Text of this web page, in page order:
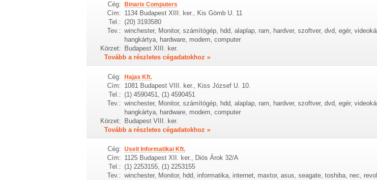
Cég: Binarix Computers
Cím: 1134 Budapest XIII. ker., Kis Gömb U. 11
Tel.: (20) 3193580
Tev.: winchester, Monitor, számítógép, hdd, alaplap, ram, hardver, szoftver, dvd, egér,
hangkártya, hardware, modem, computer
Körzet:
Budapest XIII. ker.
Tovább a részletes cégadatokhoz »
Cég: Hajas Kft.
Cím: 1081 Budapest VIII. ker., Kiss József U. 10.
Tel.: (1) 4590451, (1) 4590451
Tev.: winchester, Monitor, számítógép, hdd, alaplap, ram, hardver, szoftver, dvd, egér,
hangkártya, hardware, modem, computer
Körzet: Budapest VIII. ker.
Tovább a részletes cégadatokhoz »
Cég: Useit Informatikai Kft.
Cím: 1125 Budapest XII. ker., Diós Árok 32/A
Tel.: (1) 2253155, (1) 2253155
Tev.: winchester, Monitor, hdd, informatika, internet, maxtor, asus, seagate, toshiba, nec,